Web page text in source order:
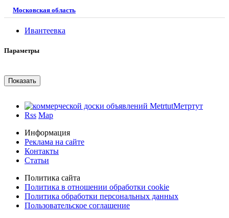
Московская область
Ивантеевка
Параметры
Метртут
Rss Map
Информация
Реклама на сайте
Контакты
Статьи
Политика сайта
Политика в отношении обработки cookie
Политика обработки персональных данных
Пользовательское соглашение